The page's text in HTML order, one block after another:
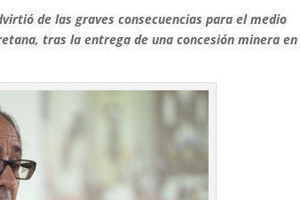
de las graves consecuencias para el medio
tras la entrega de una concesión minera